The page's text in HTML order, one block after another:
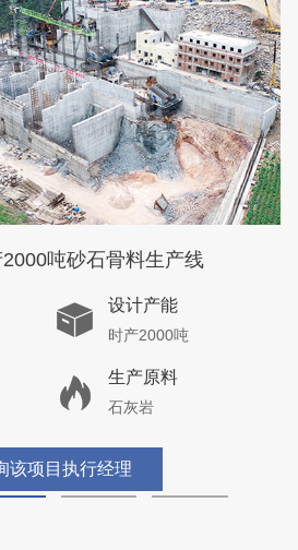
吨砂石骨料生产线
设计产能
时产2000吨
生产原料
石灰岩
该项目执行经理